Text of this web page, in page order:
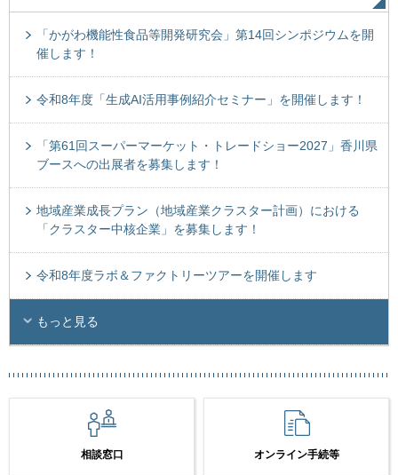
「かがわ機能性食品等開発研究会」第14回シンポジウムを開
催します！
令和8年度「生成AI活用事例紹介セミナー」を開催します！
「第61回スーパーマーケット・トレードショー2027」香川県
ブースへの出展者を募集します！
地域産業成長プラン（地域産業クラスター計画）における
「クラスター中核企業」を募集します！
令和8年度ラボ＆ファクトリーツアーを開催します
もっと見る
相談窓口 オンライン手続等